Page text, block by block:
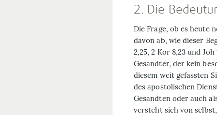
2. Die
Die Frage, ob es heute
davon ab, wie dieser
2,25, 2 Kor 8,23 und
Gesandter, der kein
diesem weit gefassten
des apostolischen
Gesandten oder auch
versteht sich von